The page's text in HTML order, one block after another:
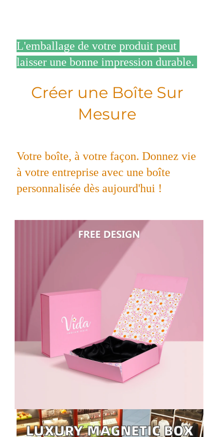
L'emballage de votre produit peut
laisser une bonne impression durable.
Créer une Boîte Sur
Mesure
Votre boîte, à votre façon. Donnez vie
à votre entreprise avec une boîte
personnalisée dès aujourd'hui !